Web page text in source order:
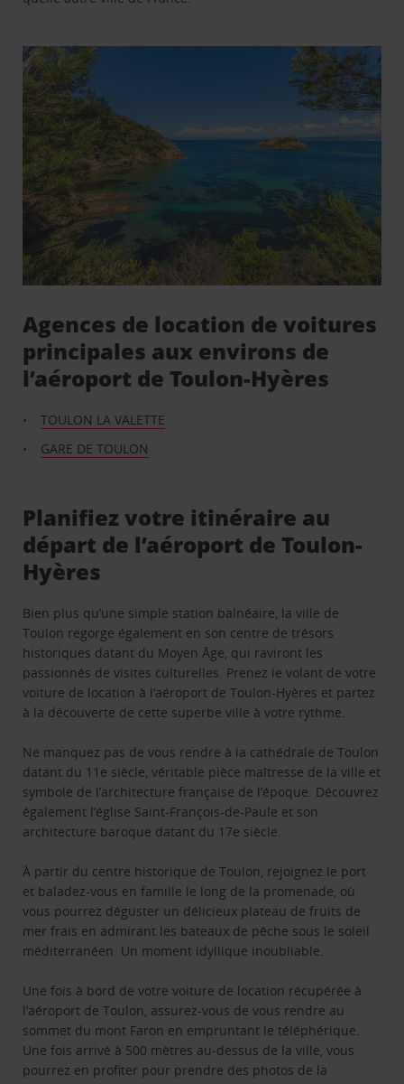
Agences de location de voitures
principales aux environs de
l’aéroport de Toulon-Hyères
TOULON LA VALETTE
GARE DE TOULON
Planifiez votre itinéraire au
départ de l’aéroport de Toulon-
Hyères
Bien plus qu’une simple station balnéaire, la ville de
Toulon regorge également en son centre de trésors
historiques datant du Moyen Âge, qui raviront les
passionnés de visites culturelles. Prenez le volant de votre
voiture de location à l’aéroport de Toulon-Hyères et partez
à la découverte de cette superbe ville à votre rythme.
Ne manquez pas de vous rendre à la cathédrale de Toulon
datant du 11e siècle, véritable pièce maîtresse de la ville et
symbole de l’architecture française de l’époque. Découvrez
également l’église Saint-François-de-Paule et son
architecture baroque datant du 17e siècle.
À partir du centre historique de Toulon, rejoignez le port
et baladez-vous en famille le long de la promenade, où
vous pourrez déguster un délicieux plateau de fruits de
mer frais en admirant les bateaux de pêche sous le soleil
méditerranéen. Un moment idyllique inoubliable.
Une fois à bord de votre voiture de location récupérée à
l’aéroport de Toulon, assurez-vous de vous rendre au
sommet du mont Faron en empruntant le téléphérique.
Une fois arrivé à 500 mètres au-dessus de la ville, vous
pourrez en profiter pour prendre des photos de la